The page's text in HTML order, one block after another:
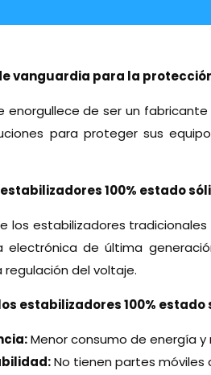
vanguardia para la
enorgullece de ser un
para proteger sus
100% estado
los estabilizadores
electrónica de última
regulación del voltaje.
estabilizadores 100% estado
Menor consumo de energía
No tienen partes